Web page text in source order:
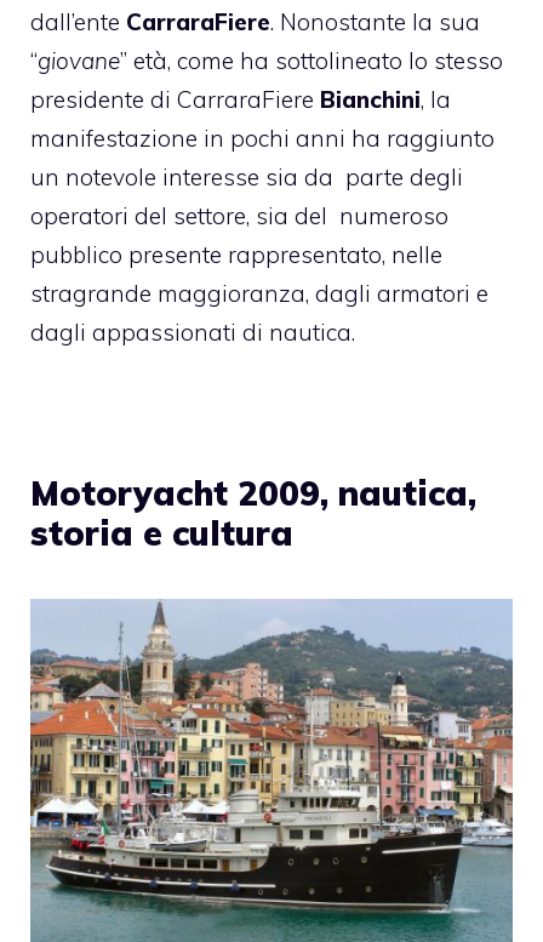
dall’ente CarraraFiere. Nonostante la sua
“giovane” età, come ha sottolineato lo stesso
presidente di CarraraFiere Bianchini, la
manifestazione in pochi anni ha raggiunto
un notevole interesse sia da parte degli
operatori del settore, sia del numeroso
pubblico presente rappresentato, nelle
stragrande maggioranza, dagli armatori e
dagli appassionati di nautica.
Motoryacht 2009, nautica,
storia e cultura